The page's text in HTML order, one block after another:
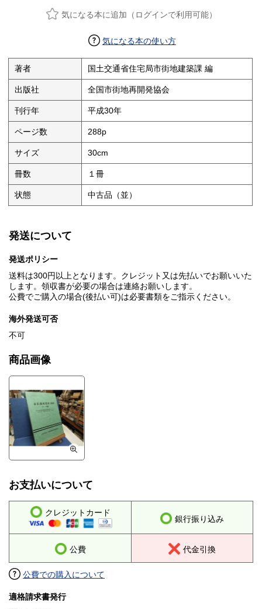
気になる本に追加（ログインで利用可能）
気になる本の使い方
著者 国土交通省住宅局市街地建築課 編
出版社 全国市街地再開発協会
刊行年 平成30年
ページ数 288p
サイズ 30cm
冊数 １冊
状態 中古品（並）
発送について
発送ポリシー
送料は300円以上となります。クレジット又は先払いでお願いいた
します。領収書が必要の場合は連絡お願いします。
公費でご購入の場合(後払い可)は必要書類をご指示ください。
海外発送可否
不可
商品画像
お支払いについて
クレジットカード
銀行振り込み
公費 代金引換
公費での購入について
適格請求書発行